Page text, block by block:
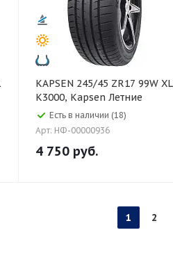
KAPSEN 245/45 ZR17 99W XL
K3000, Kapsen Летние
Есть в наличии (18)
Арт: НФ-00000936
4 750 руб.
1 2